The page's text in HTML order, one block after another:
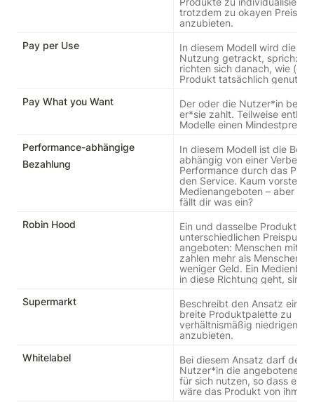
trotzdem zu okayen Preisen
anzubieten.
Pay per Use
In diesem Modell wird die
Nutzung getrackt, sprich:
richten sich danach, wie
Produkt tatsächlich genutzt
Pay What you Want
Der oder die Nutzer*in
er*sie zahlt. Teilweise
Modelle einen Mindestpreis.
Performance-abhängige
Bezahlung
In diesem Modell ist die
abhängig von einer
Performance durch das
den Service. Kaum
Medienangeboten – aber
fällt dir was ein?
Robin Hood
Ein und dasselbe Produkt
unterschiedlichen
angeboten: Menschen mit
zahlen mehr als Menschen
weniger Geld. Ein
in diese Richtung geht, sind
Supermarkt
Beschreibt den Ansatz eine
breite Produktpalette zu
verhältnismäßig niedrigen
anzubieten.
Whitelabel
Bei diesem Ansatz darf
Nutzer*in die angebotenen
für sich nutzen, so dass es
wäre das Produkt von ihm.